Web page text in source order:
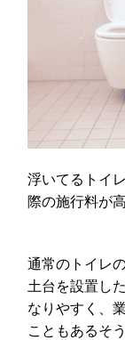
浮いてるトイ
際の施行料が
通常のトイレ
土台を設置し
なりやすく、
こともあるそ